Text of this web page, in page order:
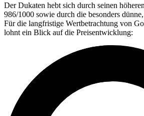
Der Dukaten hebt sich durch seinen
986/1000 sowie durch die besonders
Für die langfristige Wertbetrachtung von
lohnt ein Blick auf die Preisentwicklung: